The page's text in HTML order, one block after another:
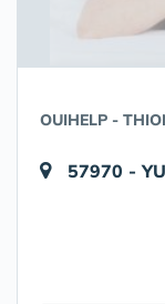
OUIHELP -
57970 -